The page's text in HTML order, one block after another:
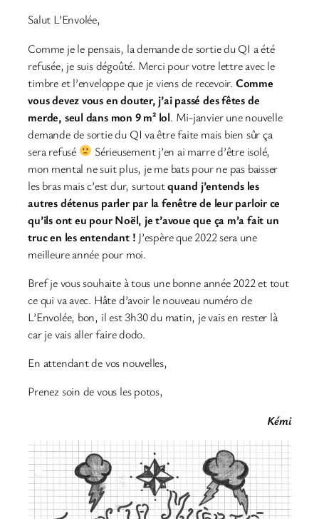
Salut L’Envolée,
Comme je le pensais, la demande de sortie du QI a été
refusée, je suis dégoûté. Merci pour votre lettre avec le
timbre et l’enveloppe que je viens de recevoir. Comme
vous devez vous en douter, j’ai passé des fêtes de
merde, seul dans mon 9 m² lol. Mi-janvier une nouvelle
demande de sortie du QI va être faite mais bien sûr ça
sera refusé
Sérieusement j’en ai marre d’être isolé,
mon mental ne suit plus, je me bats pour ne pas baisser
les bras mais c’est dur, surtoutquand j’entends les
autres détenus parler par la fenêtre de leur parloir ce
qu’ils ont eu pour Noël, je t’avoue que ça m’a fait un
truc en les entendant ! J’espère que 2022 sera une
meilleure année pour moi.
Bref je vous souhaite à tous une bonne année 2022 et tout
ce qui va avec. Hâte d’avoir le nouveau numéro de
L’Envolée, bon, il est 3h30 du matin, je vais en rester là
car je vais aller faire dodo.
En attendant de vos nouvelles,
Prenez soin de vous les potos,
Kémi